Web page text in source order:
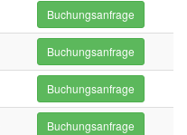
Buchungsanfrage
Buchungsanfrage
Buchungsanfrage
Buchungsanfrage